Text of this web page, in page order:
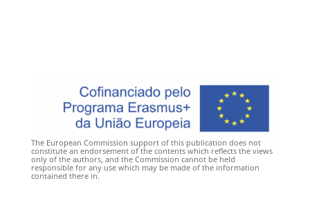
The European Commission support of this publication does not
constitute an endorsement of the contents which reflects the views
only of the authors, and the Commission cannot be held
responsible for any use which may be made of the information
contained there in.